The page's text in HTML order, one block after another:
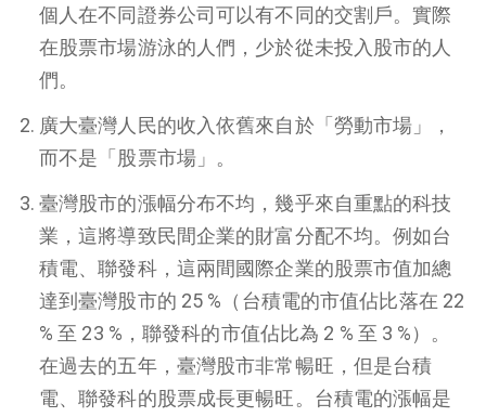
個人在不同證券公司可以有不同的交割戶。實際
在股票市場游泳的人們，少於從未投入股市的人
們。
廣大臺灣人民的收入依舊來自於「勞動市場」，
而不是「股票市場」。
臺灣股市的漲幅分布不均，幾乎來自重點的科技
業，這將導致民間企業的財富分配不均。例如台
積電、聯發科，這兩間國際企業的股票市值加總
達到臺灣股市的 25 %（台積電的市值佔比落在 22
% 至 23 %，聯發科的市值佔比為 2 % 至 3 %）。
在過去的五年，臺灣股市非常暢旺，但是台積
電、聯發科的股票成長更暢旺。台積電的漲幅是